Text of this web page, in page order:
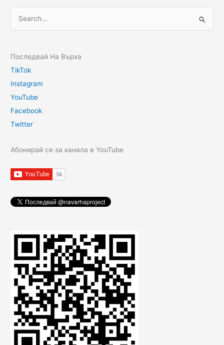
Последвай На Върха
TikTok
Instagram
YouTube
Facebook
Twitter
Абонирай се за канала в YouTube